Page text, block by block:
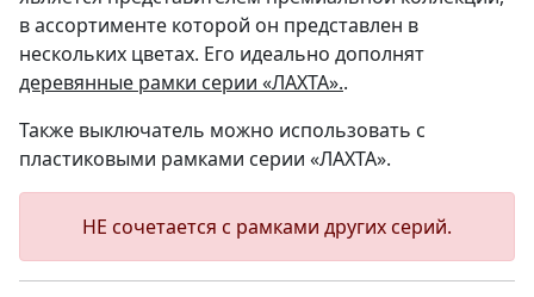
в ассортименте которой он представлен в
нескольких цветах. Его идеально дополнят
деревянные рамки серии «ЛАХТА»..
Также выключатель можно использовать с
пластиковыми рамками серии «ЛАХТА».
НЕ сочетается с рамками других серий.